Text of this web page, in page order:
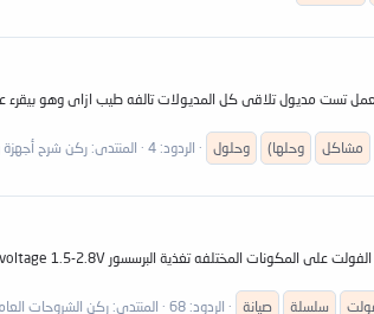
مشاكل وحلها) وحلول الردود: 4 المنتدى: ركن شرح أجهزة
سلسلة صيانة الردود: 68 المنتدى: ركن الشروحات